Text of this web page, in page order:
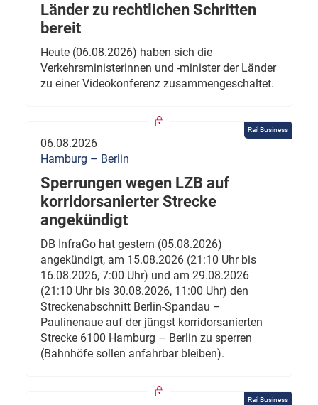
Länder zu rechtlichen Schritten
bereit
Heute (06.08.2026) haben sich die
Verkehrsministerinnen und -minister der Länder
zu einer Videokonferenz zusammengeschaltet.
Rail Business
06.08.2026
Hamburg – Berlin
Sperrungen wegen LZB auf
korridorsanierter Strecke
angekündigt
DB InfraGo hat gestern (05.08.2026)
angekündigt, am 15.08.2026 (21:10 Uhr bis
16.08.2026, 7:00 Uhr) und am 29.08.2026
(21:10 Uhr bis 30.08.2026, 11:00 Uhr) den
Streckenabschnitt Berlin-Spandau –
Paulinenaue auf der jüngst korridorsanierten
Strecke 6100 Hamburg – Berlin zu sperren
(Bahnhöfe sollen anfahrbar bleiben).
Rail Business